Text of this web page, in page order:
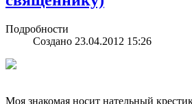
Подробности
Создано 23.04.2012 15:26
Моя знакомая носит нательный